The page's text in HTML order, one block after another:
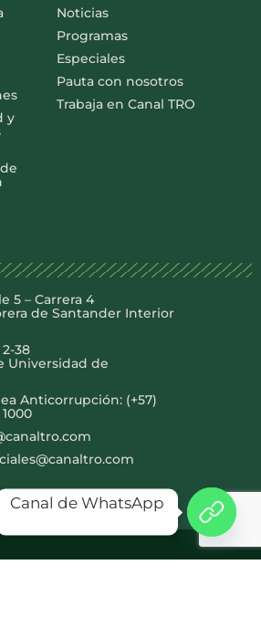
y
Noticias
Programas
Especiales
Pauta con nosotros
Trabaja en Canal TRO
5 – Carrera 4
de Santander Interior
38
Universidad de
Anticorrupción: (+57)
Canal de WhatsApp